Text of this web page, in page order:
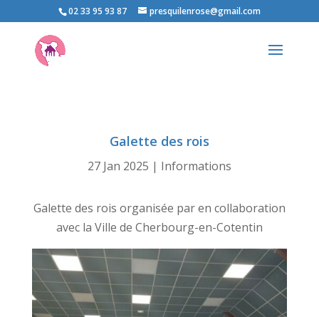
02 33 95 93 87 presquilenrose@gmail.com
Galette des rois
27 Jan 2025 | Informations
Galette des rois organisée par en collaboration
avec la Ville de Cherbourg-en-Cotentin